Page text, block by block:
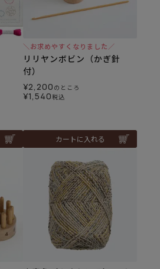
＼お求めやすくなりました／
リリヤンボビン（かぎ針
付）
¥2,200 のところ
¥1,540税込
カートに入れる